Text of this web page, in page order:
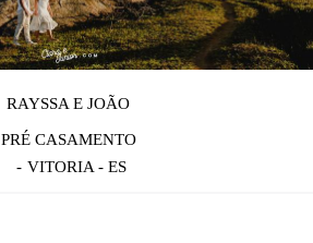
RAYSSA E JOÃO
PRÉ CASAMENTO
VITORIA - ES